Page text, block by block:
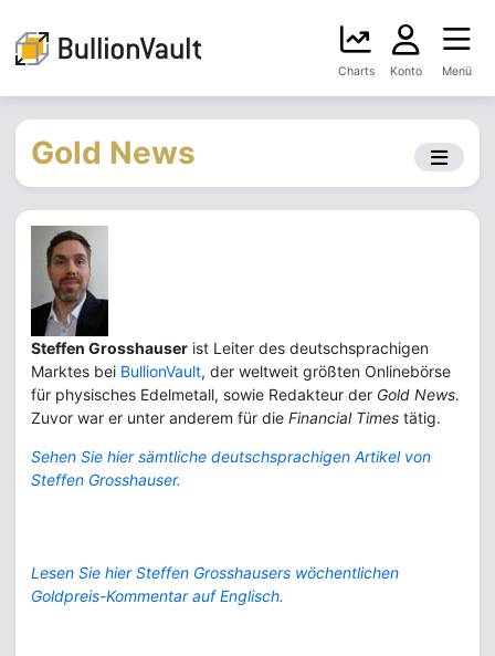
Charts Konto Menü
Gold News
Steffen Grosshauser ist Leiter des deutschsprachigen
Marktes bei BullionVault, der weltweit größten Onlinebörse
für physisches Edelmetall, sowie Redakteur der Gold News.
Zuvor war er unter anderem für die Financial Times tätig.
Sehen Sie hier sämtliche deutschsprachigen Artikel von
Steffen Grosshauser.
Lesen Sie hier Steffen Grosshausers wöchentlichen
Goldpreis-Kommentar auf Englisch.